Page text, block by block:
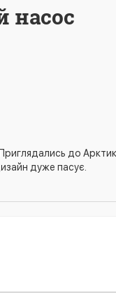
насос
до
дуже пасує.